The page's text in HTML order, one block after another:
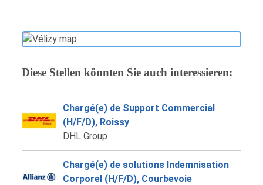
Diese Stellen könnten Sie auch interessieren:
Chargé(e) de Support Commercial
(H/F/D), Roissy
DHL Group
Chargé(e) de solutions Indemnisation
Corporel (H/F/D), Courbevoie